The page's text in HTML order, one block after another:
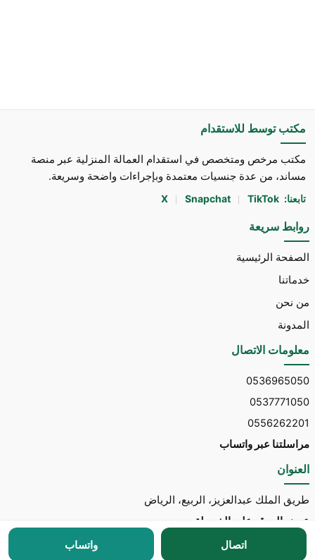
مكتب توسط للاستقدام
مكتب مرخص ومتخصص في استقدام العمالة المنزلية عبر منصة
مساند، من عدة جنسيات معتمدة وبإجراءات واضحة وسريعة.
تابعنا: X Snapchat TikTok
روابط سريعة
الصفحة الرئيسية
خدماتنا
من نحن
المدونة
معلومات الاتصال
0536965050
0537771050
0556262201
مراسلتنا عبر واتساب
العنوان
طريق الملك عبدالعزيز، الربيع، الرياض
عرض الموقع على الخريطة
مكتب توسط للاستقدام
اتصال واتساب